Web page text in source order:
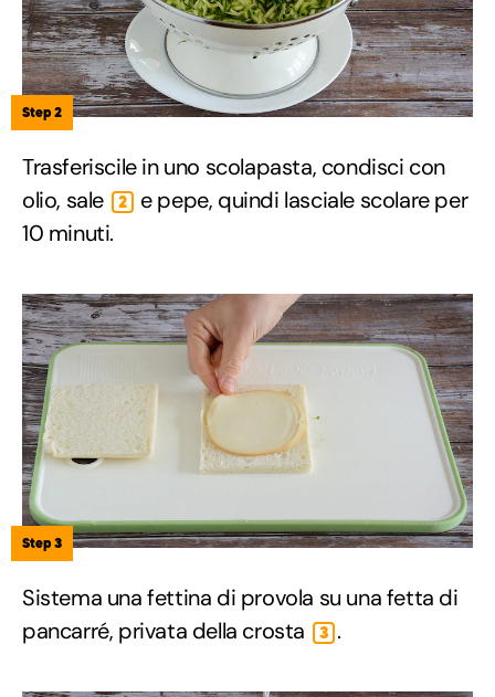
Step 2
Trasferiscile in uno scolapasta, condisci con
olio, sale
2
e pepe, quindi lasciale scolare per
10 minuti.
Step 3
Sistema una fettina di provola su una fetta di
pancarré, privata della crosta
3 .